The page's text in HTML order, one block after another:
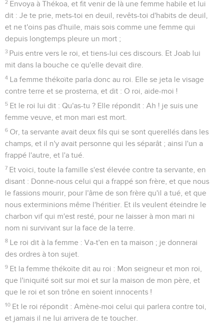
2 Envoya à Thékoa, et fit venir de là une femme habile et lui
dit : Je te prie, mets-toi en deuil, revêts-toi d'habits de deuil,
et ne t'oins pas d'huile, mais sois comme une femme qui
depuis longtemps pleure un mort ;
3 Puis entre vers le roi, et tiens-lui ces discours. Et Joab lui
mit dans la bouche ce qu'elle devait dire.
4 La femme thékoïte parla donc au roi. Elle se jeta le visage
contre terre et se prosterna, et dit : O roi, aide-moi !
5 Et le roi lui dit : Qu'as-tu ? Elle répondit : Ah ! je suis une
femme veuve, et mon mari est mort.
6 Or, ta servante avait deux fils qui se sont querellés dans les
champs, et il n'y avait personne qui les séparât ; ainsi l'un a
frappé l'autre, et l'a tué.
7 Et voici, toute la famille s'est élevée contre ta servante, en
disant : Donne-nous celui qui a frappé son frère, et que nous
le fassions mourir, pour l'âme de son frère qu'il a tué, et que
nous exterminions même l'héritier. Et ils veulent éteindre le
charbon vif qui m'est resté, pour ne laisser à mon mari ni
nom ni survivant sur la face de la terre.
8 Le roi dit à la femme : Va-t'en en ta maison ; je donnerai
des ordres à ton sujet.
9 Et la femme thékoïte dit au roi : Mon seigneur et mon roi,
que l'iniquité soit sur moi et sur la maison de mon père, et
que le roi et son trône en soient innocents !
10 Et le roi répondit : Amène-moi celui qui parlera contre toi,
et jamais il ne lui arrivera de te toucher.